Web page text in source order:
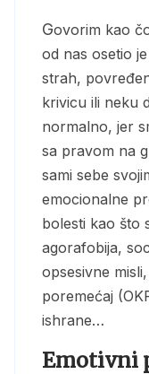
Govorim kao čovek i psihoterapeut… Svako
od nas osetio
strah,
krivicu ili neku
normalno, jer
sa pravom na
sami sebe
emocionalne
bolesti kao što
agorafobija,
opsesivne
poremećaj
ishrane…
Emotivni